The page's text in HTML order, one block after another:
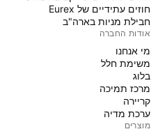
חוזים עתידיים של Eurex
חבילת מניות בארה"ב
אודות החברה
מי אנחנו
משימת חלל
בלוג
מרכז תמיכה
קריירה
ערכת מדיה
מוצרים